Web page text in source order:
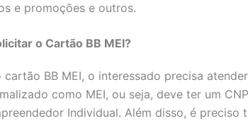
e promoções e outros.
o Cartão BB MEI?
BB MEI, o interessado precisa
como MEI, ou seja, deve ter um
Individual. Além disso, é preciso